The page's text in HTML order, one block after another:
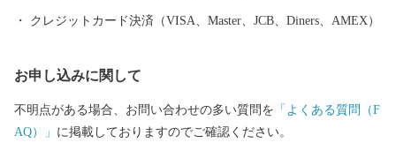
クレジットカード決済（VISA、Master、JCB、Diners、AMEX）
お申し込みに関して
不明点がある場合、お問い合わせの多い質問を 「よくある質問（F
AQ）」 に掲載しておりますのでご確認ください。